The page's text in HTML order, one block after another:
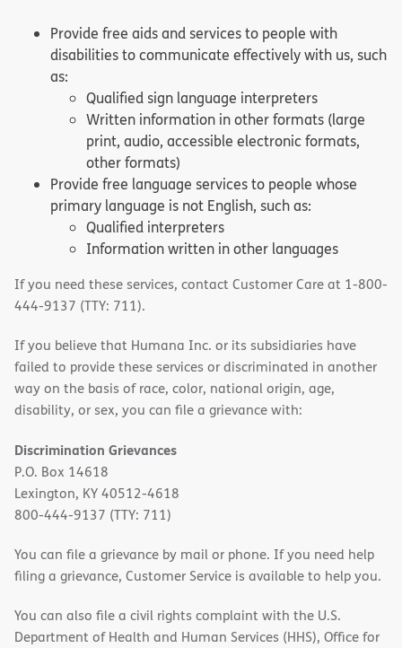
Provide free aids and services to people with
disabilities to communicate effectively with us, such
as:
Qualified sign language interpreters
Written information in other formats (large
print, audio, accessible electronic formats,
other formats)
Provide free language services to people whose
primary language is not English, such as:
Qualified interpreters
Information written in other languages
If you need these services, contact Customer Care at 1-800-
444-9137 (TTY: 711).
If you believe that Humana Inc. or its subsidiaries have
failed to provide these services or discriminated in another
way on the basis of race, color, national origin, age,
disability, or sex, you can file a grievance with:
Discrimination Grievances
P.O. Box 14618
Lexington, KY 40512-4618
800-444-9137 (TTY: 711)
You can file a grievance by mail or phone. If you need help
filing a grievance, Customer Service is available to help you.
You can also file a civil rights complaint with the U.S.
Department of Health and Human Services (HHS), Office for